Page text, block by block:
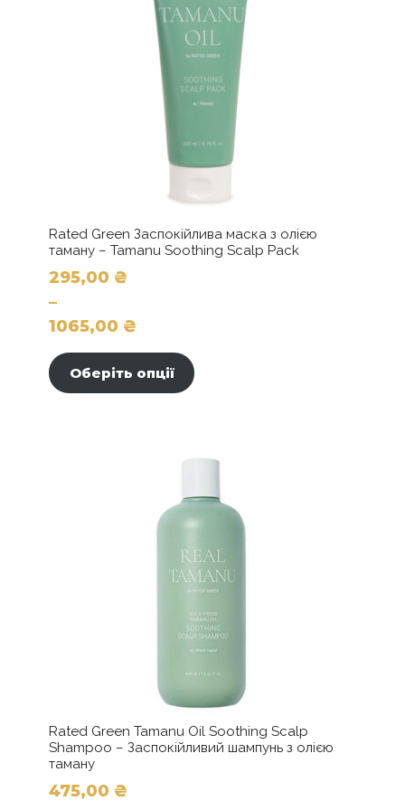
Rated Green Заспокійлива маска з олією
таману – Tamanu Soothing Scalp Pack
295,00 ₴
–
1065,00 ₴
Діапазон
цін:
від
Оберіть опції
можна
на
сторінці
товару
Rated Green Tamanu Oil Soothing Scalp
Shampoo – Заспокійливий шампунь з олією
таману
475,00 ₴